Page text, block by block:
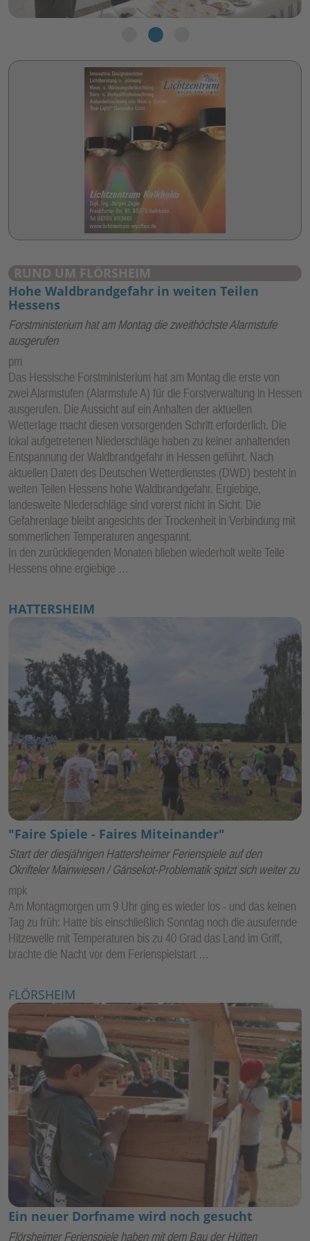
RUND UM FLÖRSHEIM
Hohe Waldbrandgefahr in weiten Teilen
Hessens
Forstministerium hat am Montag die zweithöchste Alarmstufe
ausgerufen
pm
Das Hessische Forstministerium hat am Montag die erste von
zwei Alarmstufen (Alarmstufe A) für die Forstverwaltung in Hessen
ausgerufen. Die Aussicht auf ein Anhalten der aktuellen
Wetterlage macht diesen vorsorgenden Schritt erforderlich. Die
lokal aufgetretenen Niederschläge haben zu keiner anhaltenden
Entspannung der Waldbrandgefahr in Hessen geführt. Nach
aktuellen Daten des Deutschen Wetterdienstes (DWD) besteht in
weiten Teilen Hessens hohe Waldbrandgefahr. Ergiebige,
landesweite Niederschläge sind vorerst nicht in Sicht. Die
Gefahrenlage bleibt angesichts der Trockenheit in Verbindung mit
sommerlichen Temperaturen angespannt.
In den zurückliegenden Monaten blieben wiederholt weite Teile
Hessens ohne ergiebige …
HATTERSHEIM
"Faire Spiele - Faires Miteinander"
Start der diesjährigen Hattersheimer Ferienspiele auf den
Okrifteler Mainwiesen / Gänsekot-Problematik spitzt sich weiter zu
mpk
Am Montagmorgen um 9 Uhr ging es wieder los - und das keinen
Tag zu früh: Hatte bis einschließlich Sonntag noch die ausufernde
Hitzewelle mit Temperaturen bis zu 40 Grad das Land im Griff,
brachte die Nacht vor dem Ferienspielstart …
FLÖRSHEIM
Ein neuer Dorfname wird noch gesucht
Flörsheimer Ferienspiele haben mit dem Bau der Hütten